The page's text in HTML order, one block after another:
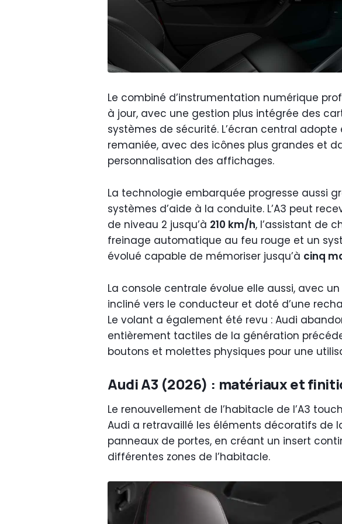
Le combiné d’instrumentation numérique
à jour, avec une gestion plus intégrée des
systèmes de sécurité. L’écran central
remaniée, avec des icônes plus grandes et
personnalisation des affichages.
La technologie embarquée progresse aussi
systèmes d’aide à la conduite. L’A3 peut
de niveau 2 jusqu’à 210 km/h, l’assistant de
freinage automatique au feu rouge et un
évolué capable de mémoriser jusqu’à cinq
La console centrale évolue elle aussi, avec
incliné vers le conducteur et doté d’une
Le volant a également été revu : Audi
entièrement tactiles de la génération
boutons et molettes physiques pour une
Audi A3 (2026) : matériaux et
Le renouvellement de l’habitacle de l’A3
Audi a retravaillé les éléments décoratifs de
panneaux de portes, en créant un insert
différentes zones de l’habitacle.